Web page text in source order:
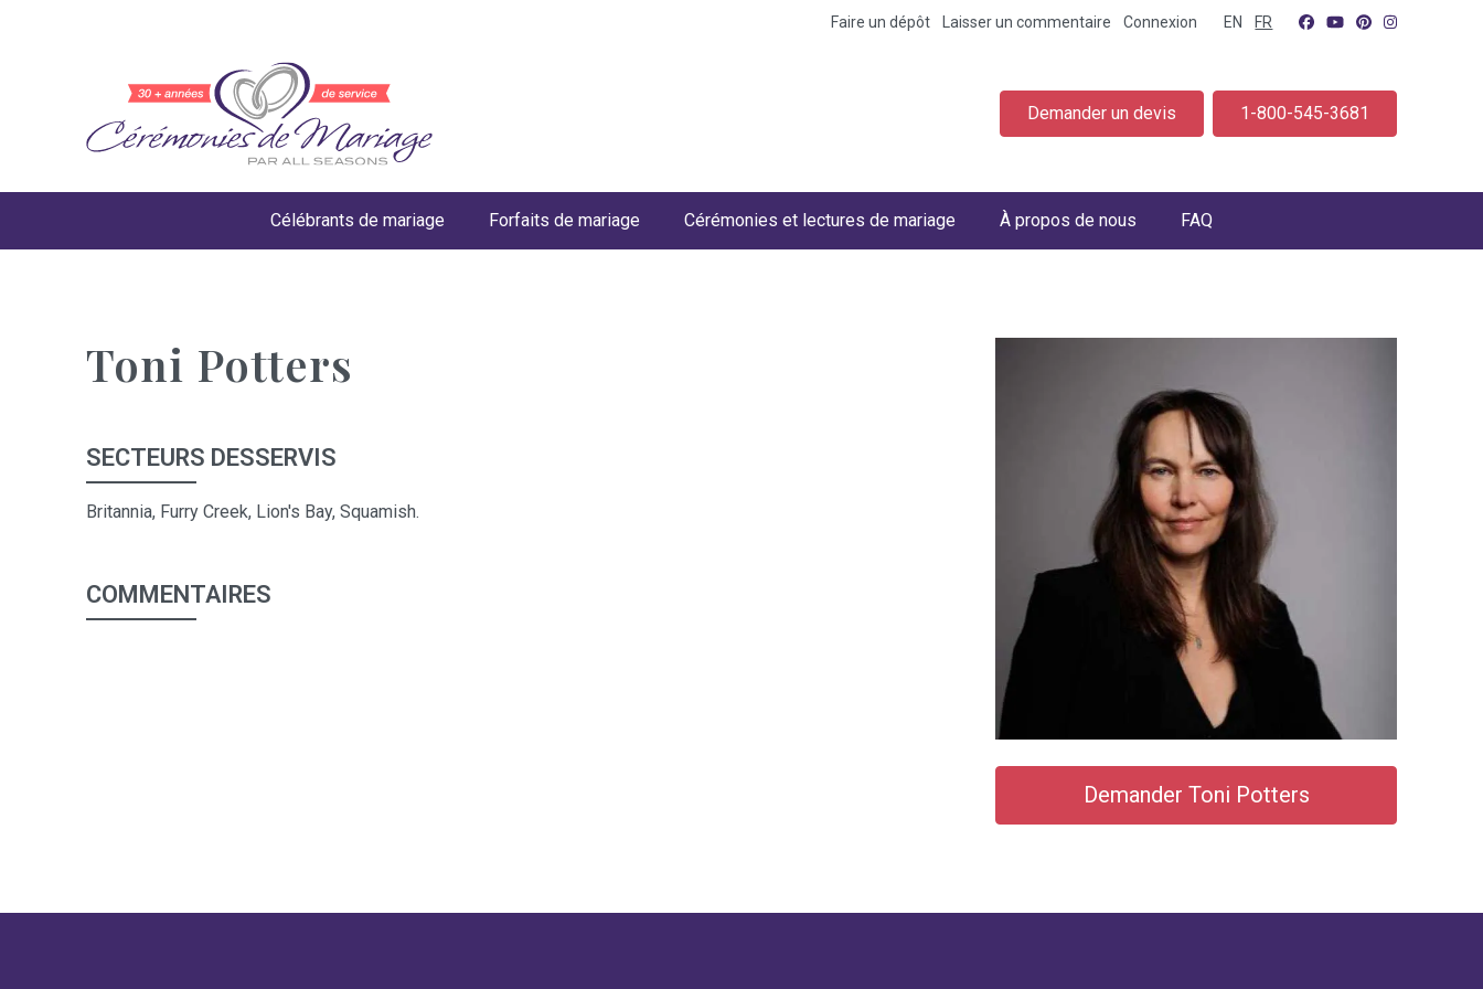
Faire un dépôt Laisser un commentaire Connexion EN FR
Demander un devis 1-800-545-3681
Célébrants de mariage Forfaits de mariage Cérémonies et lectures de mariage À propos de nous FAQ
Toni Potters
SECTEURS DESSERVIS
Britannia, Furry Creek, Lion's Bay, Squamish.
COMMENTAIRES
Demander Toni Potters